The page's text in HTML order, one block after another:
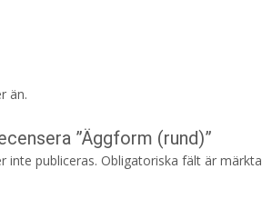
än.
”Äggform (rund)”
inte publiceras. Obligatoriska fält är märkta